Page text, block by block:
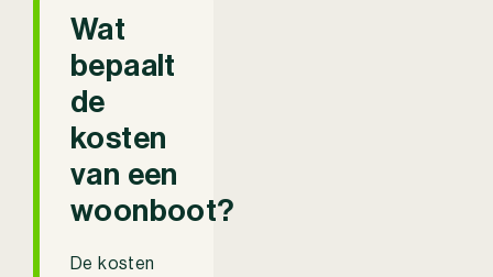
Wat
bepaalt
de
kosten
van een
woonboot?
De kosten